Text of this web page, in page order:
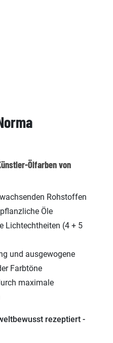
Ölfarben von
Rohstoffen
Öle
Lichtechtheiten (4 + 5
und ausgewogene
Farbtöne
maximale
rezeptiert -